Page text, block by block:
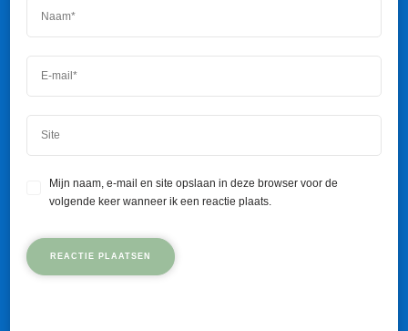
Mijn naam, e-mail en site opslaan in deze browser voor de
volgende keer wanneer ik een reactie plaats.